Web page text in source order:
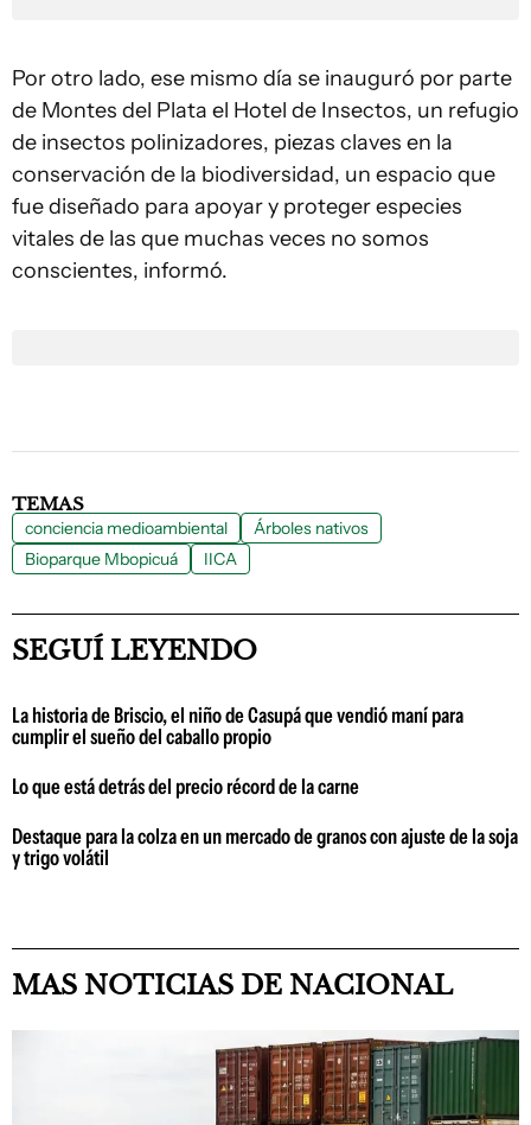
Por otro lado, ese mismo día se inauguró por parte
de Montes del Plata el Hotel de Insectos, un refugio
de insectos polinizadores, piezas claves en la
conservación de la biodiversidad, un espacio que
fue diseñado para apoyar y proteger especies
vitales de las que muchas veces no somos
conscientes, informó.
TEMAS
conciencia medioambiental
Árboles nativos
Bioparque Mbopicuá
IICA
SEGUÍ LEYENDO
La historia de Briscio, el niño de Casupá que vendió maní para
cumplir el sueño del caballo propio
Lo que está detrás del precio récord de la carne
Destaque para la colza en un mercado de granos con ajuste de la soja
y trigo volátil
MAS NOTICIAS DE NACIONAL